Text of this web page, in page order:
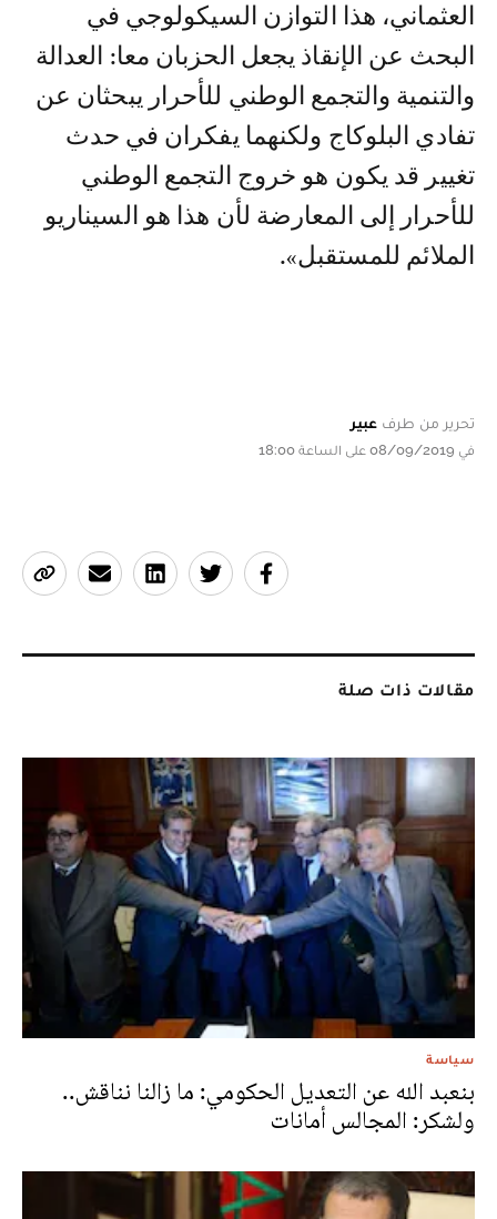
العثماني، هذا التوازن السيكولوجي في
البحث عن الإنقاذ يجعل الحزبان معا: العدالة
والتنمية والتجمع الوطني للأحرار يبحثان عن
تفادي البلوكاج ولكنهما يفكران في حدث
تغيير قد يكون هو خروج التجمع الوطني
للأحرار إلى المعارضة لأن هذا هو السيناريو
الملائم للمستقبل».
تحرير من طرف عبير
في 08/09/2019 على الساعة 18:00
مقالات ذات صلة
سياسة
بنعبد الله عن التعديل الحكومي: ما زالنا نناقش..
ولشكر: المجالس أمانات